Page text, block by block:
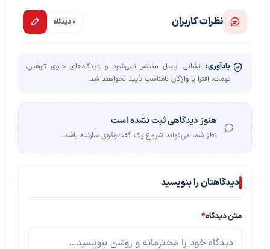
نظرات کاربران 0 دیدگاه
یادآوری: نشانی ایمیل منتشر نمی‌شود و دیدگاه‌های حاوی توهین،
تهمت، افترا یا واژگان نامناسب تأیید نخواهند شد.
هنوز دیدگاهی ثبت نشده است
نظر شما می‌تواند شروع یک گفت‌وگوی سازنده باشد.
دیدگاهتان را بنویسید
متن دیدگاه*